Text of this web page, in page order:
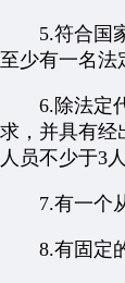
5.符合国家
至少有一名法
6.除法定代
求，并具有经
人员不少于3
7.有一个从
8.有固定的